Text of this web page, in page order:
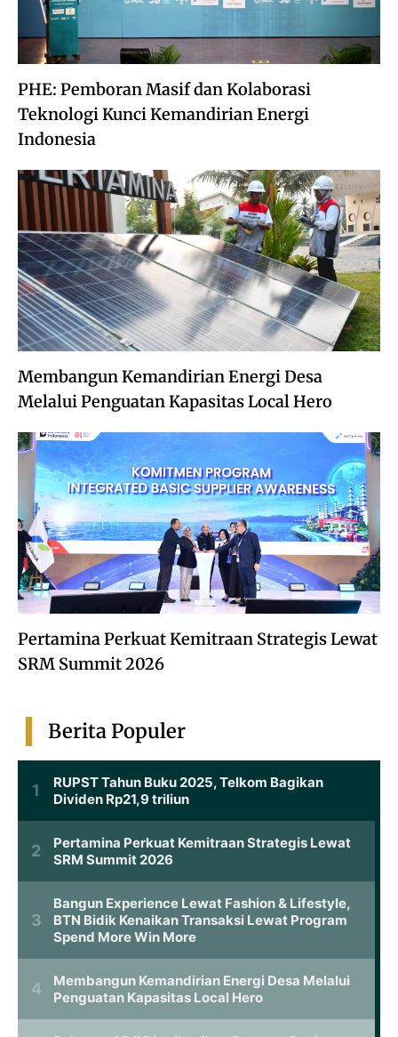
PHE: Pemboran Masif dan Kolaborasi
Teknologi Kunci Kemandirian Energi
Indonesia
Membangun Kemandirian Energi Desa
Melalui Penguatan Kapasitas Local Hero
Pertamina Perkuat Kemitraan Strategis Lewat
SRM Summit 2026
Berita Populer